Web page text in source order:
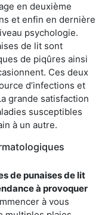
en deuxième
et enfin en dernière
psychologie.
de lit sont
de piqûres ainsi
Ces deux
d’infections et
grande satisfaction
susceptibles
à un autre.
de punaises de lit
à provoquer
à vous